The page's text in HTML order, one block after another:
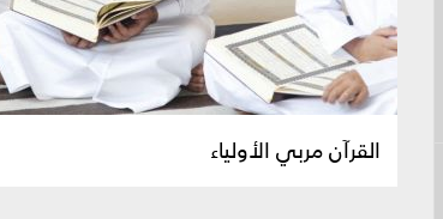
القرآن مربي الأولياء